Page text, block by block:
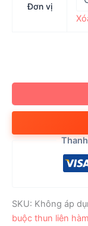
Đơn vị
SKU: Không áp
buộc thun liên hàm